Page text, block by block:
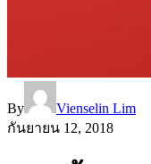
By
Vienselin Lim
กันยายน 12, 2018